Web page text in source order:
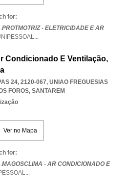
for:
PROTMOTRIZ - ELETRICIDADE E AR
...
Condicionado E Ventilação,
24, 2120-067, UNIAO FREGUESIAS
FOROS, SANTAREM
Ver no Mapa
for:
MAGOSCLIMA - AR CONDICIONADO E
...